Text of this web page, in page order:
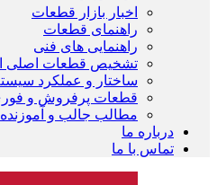
اخبار بازار قطعات
راهنمای قطعات
راهنمایی های فنی
تشخیص قطعات اصلی
ساختار و عملکرد
قطعات پرفروش و
مطالب جالب و آموزنده
درباره ما
تماس با ما